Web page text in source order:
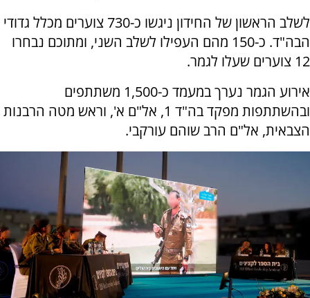
לשלב הראשון של החידון ניגשו כ-730 צוערים מכלל גדודי
הבה"ד. כ-150 מהם העפילו לשלב השני, ומתוכם נבחרו
12 צוערים שעלו לגמר.
אירוע הגמר נערך במעמד כ-1,500 משתתפים
ובהשתתפות מפקד בה"ד 1, אל"ם א', וראש מטה הרבנות
הצבאית, אל"ם הרב שוהם עורקבי.